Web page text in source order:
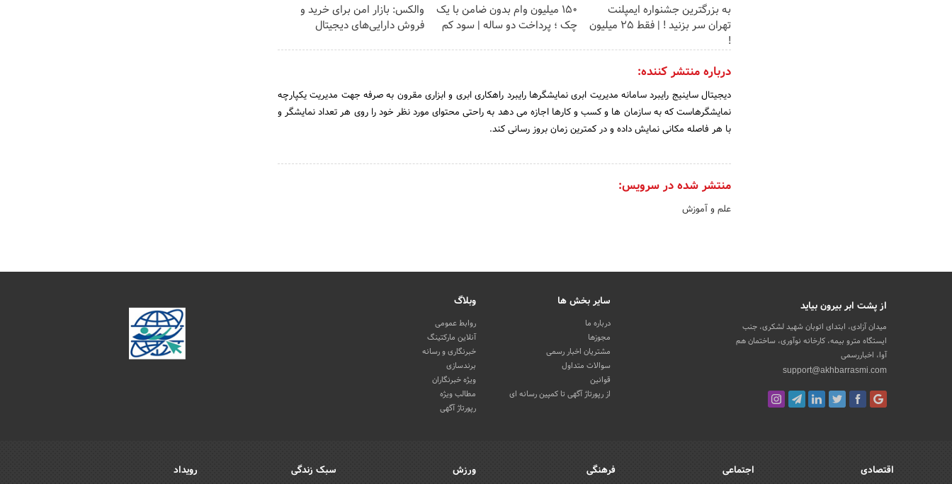
به بزرگترین جشنواره ایمپلنت
تهران سر بزنید ! | فقط ۲۵ میلیون
!
150 میلیون وام بدون ضامن با یک
چک ؛ پرداخت دو ساله | سود کم
والکس: بازار امن برای خرید و
فروش دارایی‌های دیجیتال
درباره منتشر کننده:
دیجیتال ساینیج رایبرد سامانه مدیریت ابری نمایشگرها رایبرد راهکاری ابری و ابزاری مقرون به صرفه جهت مدیریت یکپارچه
نمایشگرهاست که به سازمان ها و کسب و کارها اجازه می دهد به راحتی محتوای مورد نظر خود را روی هر تعداد نمایشگر و
با هر فاصله مکانی نمایش داده و در کمترین زمان بروز رسانی کند.
منتشر شده در سرویس:
علم و آموزش
از پشت ابر بیرون بیاید
میدان آزادی، ابتدای اتوبان شهید لشکری، جنب
ایستگاه مترو بیمه، کارخانه نوآوری، ساختمان هم
آوا، اخباررسمی
support@akhbarrasmi.com
سایر بخش ها
درباره ما
مجوزها
مشتریان اخبار رسمی
سوالات متداول
قوانین
از رپورتاژ آگهی تا کمپین رسانه ای
وبلاگ
روابط عمومی
آنلاین مارکتینگ
خبرنگاری و رسانه
برندسازی
ویژه خبرنگاران
مطالب ویژه
رپورتاژ آگهی
اقتصادی اجتماعی فرهنگی ورزش سبک زندگی رویداد